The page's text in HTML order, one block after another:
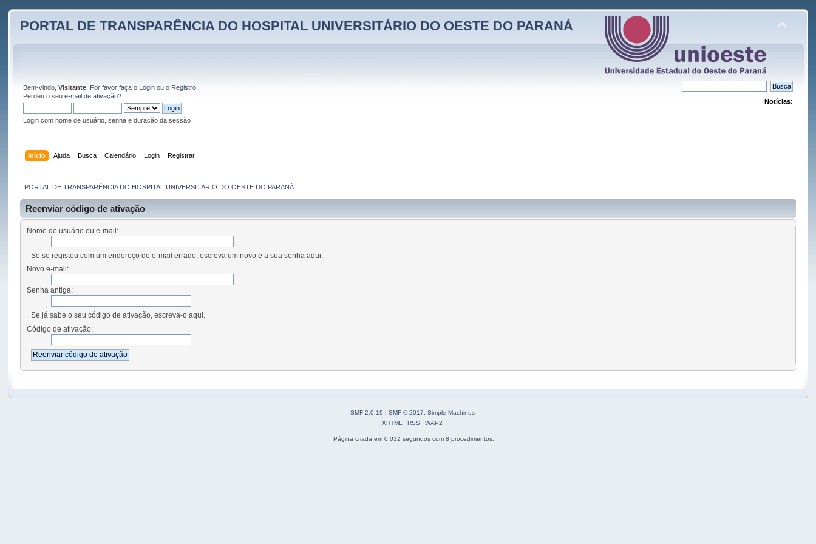
PORTAL DE TRANSPARÊNCIA DO HOSPITAL UNIVERSITÁRIO DO OESTE DO PARANÁ
Bem-vindo,Visitante . Por favor faça o Login ou o Registro
Perdeu o seue-mail de ativação?
Login com nome de usuário, senha e duração da sessão
Notícias:
Início Ajuda Busca Calendário Login Registrar
PORTAL DE TRANSPARÊNCIA DO HOSPITAL UNIVERSITÁRIO DO OESTE DO PARANÁ
Reenviar código de ativação
Nome de usuário ou e-mail:
Se se registou com um endereço de e-mail errado, escreva um novo e a sua senha aqui.
Novo e-mail:
Senha antiga:
Se já sabe o seu código de ativação, escreva-o aqui.
Código de ativação:
SMF 2.0.19 | SMF © 2017
Simple Machines
XHTML
RSS WAP2
Página criada em 0.032 segundos com 8 procedimentos.